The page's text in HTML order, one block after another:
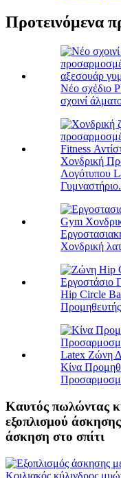
Προτεινόμενα
Νέο σχέδιο
σχοινί
Χονδρική
Λογότυπου
Χονδρική
Hip Circle
Κίνα
Καυτός πωλώντας
εξοπλισμού
άσκηση στο σπίτι